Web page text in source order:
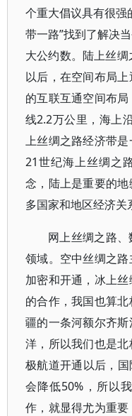
个重大倡议具有很强
带一路”找到了解决
大公约数。陆上丝
以后，在空间布局
的互联互通空间布
线2.2万公里，海上
上丝绸之路经济带是
21世纪海上丝绸之
念，陆上是重要的
多国家和地区经济关
网上丝绸之路
领域。空中丝绸之
加密和开通，冰上
的合作，我国也算
疆的一条河额尔齐
洋，所以我们也是
极航道开通以后，
会降低50%，所以
作，就显得尤为重